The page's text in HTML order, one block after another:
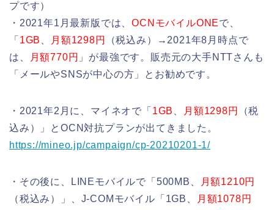
プです）
・2021年1月最新版では、OCNモバイルONEで、
「 1GB 月額1298円
（税込み）→2021年8月時点で
は、
月額770円 」が最強です。販売元の大手NTTさんも
「メールやSNSが中心の方」とお勧めです。
・2021年2月に、マイネオで「 1GB 月額1298円
（税
込み）」とOCN対抗プランが出てきました。
https://mineo.jp/campaign/cp-20210201-1/
・その後に、LINEモバイルで「500MB、
月額1210円
（税込み）」、J-COMモバイル「1GB、
月額1078円